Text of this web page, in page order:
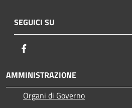
SEGUICI SU
AMMINISTRAZIONE
Organi di Governo